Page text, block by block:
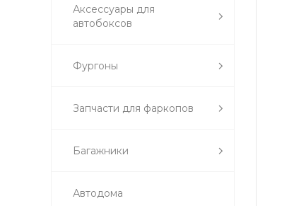
Аксессуары для
автобоксов
Фургоны
Запчасти для фаркопов
Багажники
Автодома